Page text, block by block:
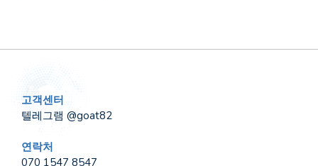
고객센터
텔레그램 @goat82
연락처
070 1547 8547